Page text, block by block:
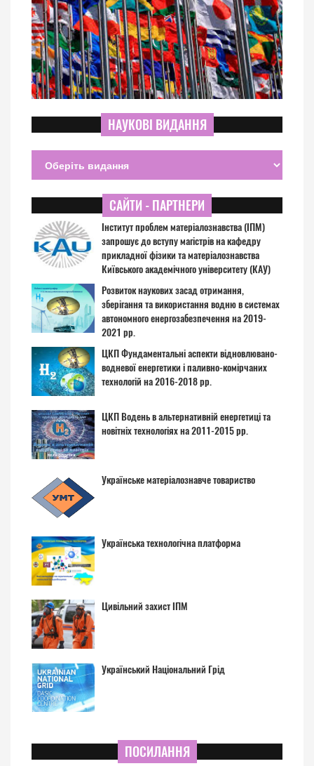
НАУКОВІ ВИДАННЯ
САЙТИ - ПАРТНЕРИ
Інститут проблем матеріалознавства (ІПМ)
запрошує до вступу магістрів на кафедру
прикладної фізики та матеріалознавства
Київського академічного університету (КАУ)
Розвиток наукових засад отримання,
зберігання та використання водню в системах
автономного енергозабезпечення на 2019-
2021 рр.
ЦКП Фундаментальні аспекти відновлювано-
водневої енергетики і паливно-комірчаних
технологій на 2016-2018 рр.
ЦКП Водень в альтернативній енергетиці та
новітніх технологіях на 2011-2015 рр.
Українське матеріалознавче товариство
Українська технологічна платформа
Цивільний захист ІПМ
Український Національний Грід
ПОСИЛАННЯ